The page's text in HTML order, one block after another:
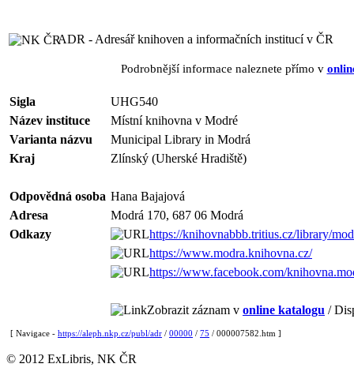
ADR - Adresář knihoven a informačních institucí v ČR
Podrobnější informace naleznete přímo v
Sigla
UHG540
Název instituce
Místní knihovna v Modré
Varianta názvu
Municipal Library in Modrá
Kraj
Zlínský (Uherské Hradiště)
Odpovědná osoba Hana Bajajová
Adresa
Modrá 170, 687 06 Modrá
Odkazy
https://knihovnabbb.tritius.cz/library/
https://www.modra.knihovna.cz/
https://www.facebook.com/
Zobrazit záznam v online katalogu /
[ Navigace - https://aleph.nkp.cz/publ/adr / 00000 / 75 / 000007582.htm ]
© 2012 ExLibris, NK ČR